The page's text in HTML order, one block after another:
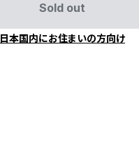
Sold out
日本国内にお住まいの方向け